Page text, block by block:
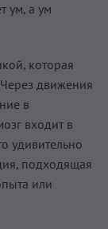
ум, а ум
которая
движения
в
входит в
удивительно
подходящая
или